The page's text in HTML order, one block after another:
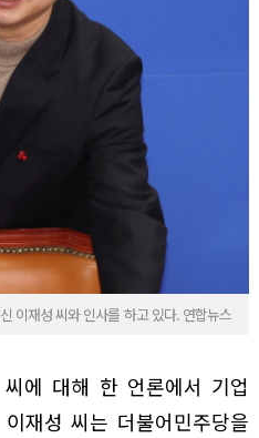
이재성 씨와 인사를 하고 있다. 연합뉴스
에 대해 한 언론에서 기업
재성 씨는 더불어민주당을